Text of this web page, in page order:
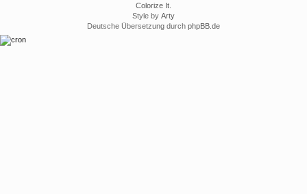
Colorize It
Style by Arty
Deutsche Übersetzung durch phpBB.de